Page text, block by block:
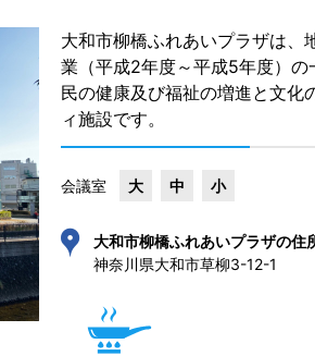
大和市柳橋ふれあいプラザは、
業（平成2年度～平成5年度）
民の健康及び福祉の増進と文化
ィ施設です。
会議室 大 中 小
大和市柳橋ふれあいプラザの住
神奈川県大和市草柳3-12-1